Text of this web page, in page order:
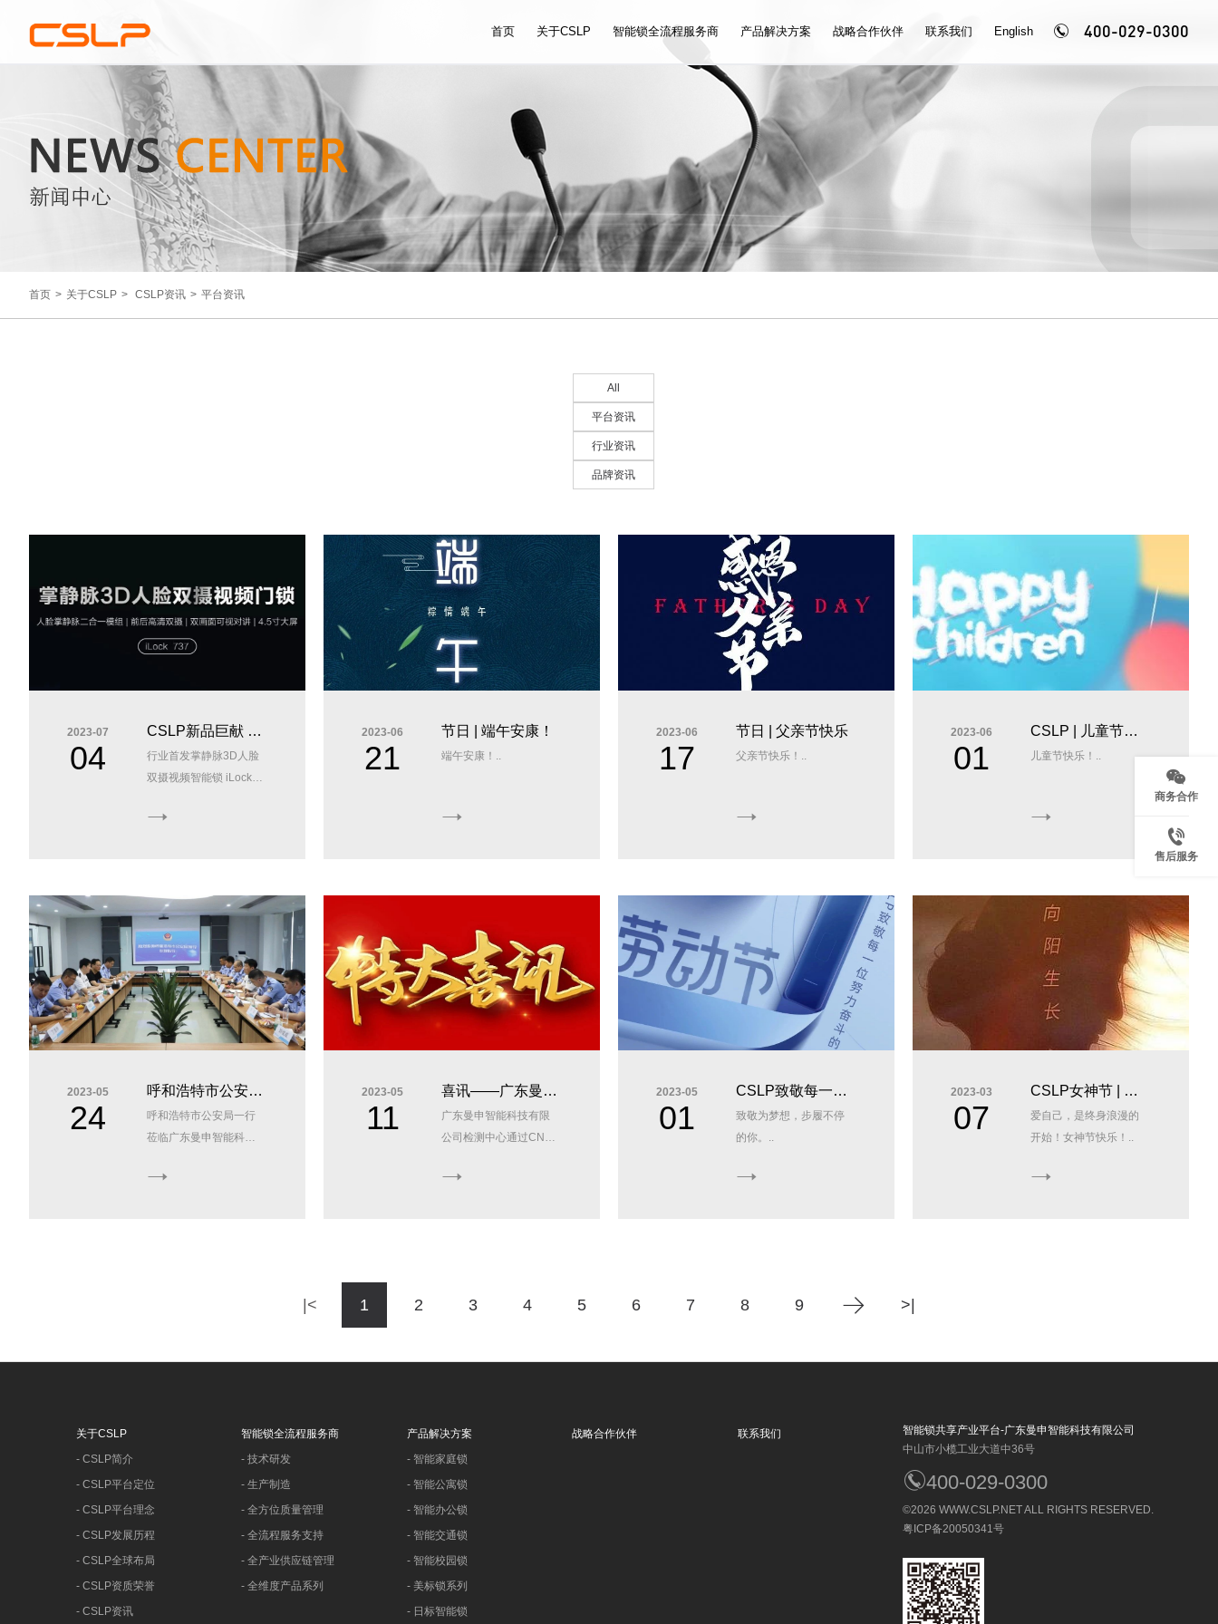
首页 关于CSLP 智能锁全流程服务商 产品解决方案 战略合作伙伴 联系我们 English 400-029-0300
首页 > 关于CSLP > CSLP资讯 > 平台资讯
All
平台资讯
行业资讯
品牌资讯
CSLP新品巨献 |
双摄视频智能锁
iLock737
2023-07
04
行业首发掌静脉3D人脸
双摄视频智能锁 iLock
节日 | 端午安康！
2023-06
21 端午安康！..
节日 | 父亲节快乐
2023-06
17 父亲节快乐！..
CSLP | 儿童节快
乐
2023-06
01 儿童节快乐！..
呼和浩特市公安局
一行莅临广东曼申
智能科技有限公司
走访调研
2023-05
24
呼和浩特市公安局一行
莅临广东曼申智能科技
喜讯——广东曼申
智能科技有限公司
检测中心通过
CNAS认可！
2023-05
11
广东曼申智能科技有限
公司检测中心通过CNAS
CSLP致敬每一位
努力奋斗的劳动
者！
2023-05
01
致敬为梦想，步履不停
的你。..
CSLP女神节 | 向
阳生长 优雅绽放
2023-03
07
爱自己，是终身浪漫的
开始！女神节快乐！..
|< 1 2 3 4 5 6 7 8 9 >|
关于CSLP
- CSLP简介
- CSLP平台定位
- CSLP平台理念
- CSLP发展历程
- CSLP全球布局
- CSLP资质荣誉
- CSLP资讯
智能锁全流程服务商
-技术研发
-生产制造
-全方位质量管理
-全流程服务支持
-全产业供应链管理
-全维度产品系列
产品解决方案
- 智能家庭锁
- 智能公寓锁
- 智能办公锁
- 智能交通锁
- 智能校园锁
- 美标锁系列
- 日标智能锁
战略合作伙伴 联系我们
智能锁共享产业平台-广东曼申智能科技有限公司
中山市小榄工业大道中36号
400-029-0300
©2026 WWW.CSLP.NETALL RIGHTS RESERVED.
粤ICP备20050341号
商务合作
售后服务